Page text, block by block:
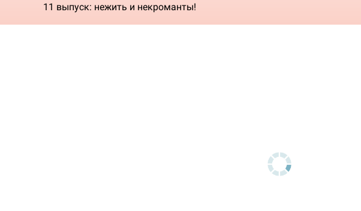
11 выпуск: нежить и некроманты!